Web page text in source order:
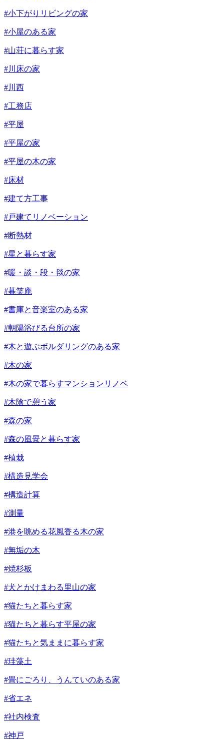
#小下がりリビングの家
#小屋のある家
#山荘に暮らす家
#川床の家
#川西
#工務店
#平屋
#平屋の家
#平屋の木の家
#床材
#建て方工事
#戸建てリノベーション
#断熱材
#星と暮らす家
#暖・談・段・毯の家
#暮笑庵
#書庫と音楽室のある家
#朝陽浴びる台所の家
#木と遊ぶボルダリングのある家
#木の家
#木の家で暮らすマンションリノベ
#木陰で憩う家
#森の家
#森の風景と暮らす家
#植栽
#構造見学会
#構造計算
#測量
#港を眺める花風香る木の家
#無垢の木
#焼杉板
#犬とかけまわる里山の家
#猫たちと暮らす家
#猫たちと暮らす平屋の家
#猫たちと気ままに暮らす家
#珪藻土
#畳にごろり、うんていのある家
#省エネ
#社内検査
#神戸